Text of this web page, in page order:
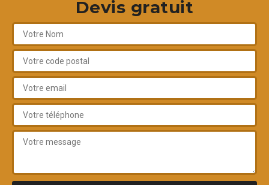
Devis gratuit